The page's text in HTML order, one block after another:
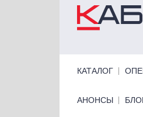
КАТАЛОГ
Primary links bottom
АНОНСЫ